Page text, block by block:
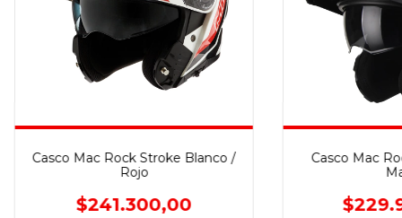
Casco Mac Rock Stroke Blanco /
Rojo
$241.300,00
Casco Mac